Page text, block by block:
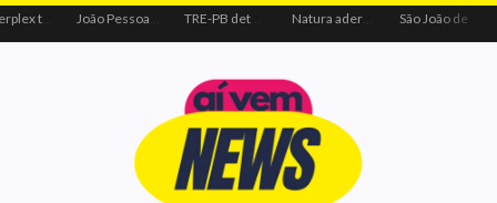
Centerplex traz o combo mais aguardado dos oceanos para estreia de Moana TRE-PB determina remoção de vídeo de Cícero por uso indevido de programa público Natura adere à coalizão do Código de Defesa e Inclusão do Consumidor Negro